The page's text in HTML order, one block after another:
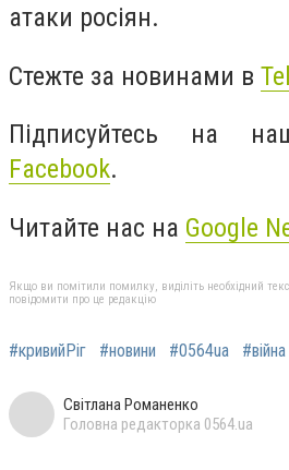
атаки росіян.
Стежте за новинами в
Підписуйтесь на
Facebook.
Читайте нас на Google
Якщо ви помітили помилку, виділіть необхідний
повідомити про це редакцію
#кривийРіг #новини #0564ua #війна
Світлана Романенко
Головна редакторка 0564.ua